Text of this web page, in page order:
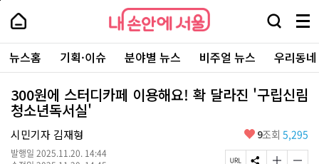
본
로
가
내
손
안
에
서
울
-
서
울
시
대
표
내
손
에
울
검
창
열
기
메
뉴
전
체
보
기
주
요
서
뉴스홈 기획·이슈 분야별 뉴스 비주얼 뉴스 우리동
300원에 스터디카페 이용해요! 확 달라진 '구립신림
청소년독서실'
시민기자 김재형
발행일 2025.11.20. 14:44
좋
요
9조회 5,295
페
상
단
로